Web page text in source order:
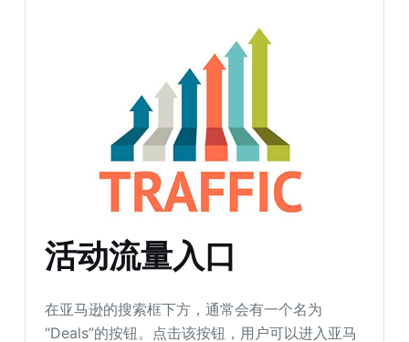
活动流量入口
在亚马逊的搜索框下方，通常会有一个名为
“Deals”的按钮。点击该按钮，用户可以进入亚马